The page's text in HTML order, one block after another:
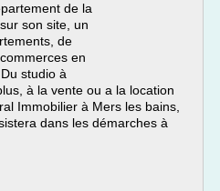
de la
son site, un
de
en
studio à
à la vente ou a la location
Immobilier à Mers les bains,
dans les démarches à